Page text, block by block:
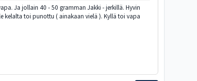
Ja jollain 40 - 50 gramman Jakki - jerkillä. Hyvin
kelalta toi punottu ( ainakaan vielä ). Kyllä toi vapa